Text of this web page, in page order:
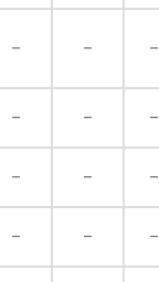
– – –
– – –
– – –
– – –